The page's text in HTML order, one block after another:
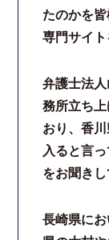
スタッフイン
カウンセリング
法律相談継続
よくあるご質問
リモート相談
たのかを
専門サイト
弁護士法
務所立ち
おり、香
入ると言
をお聞きし
長崎県に